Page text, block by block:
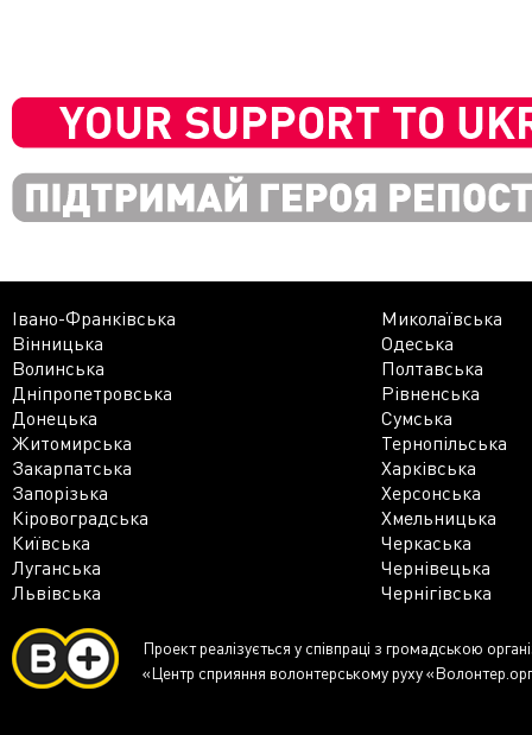
Івано-Франківська
Миколаївська
Вінницька
Одеська
Волинська
Полтавська
Дніпропетровська
Рівненська
Донецька
Сумська
Житомирська
Тернопільська
Закарпатська
Харківська
Запорізька
Херсонська
Кіровоградська
Хмельницька
Київська
Черкаська
Луганська
Чернівецька
Львівська
Чернігівська
Проект реалізується у співпраці з громадською
«Центр сприяння волонтерському руху